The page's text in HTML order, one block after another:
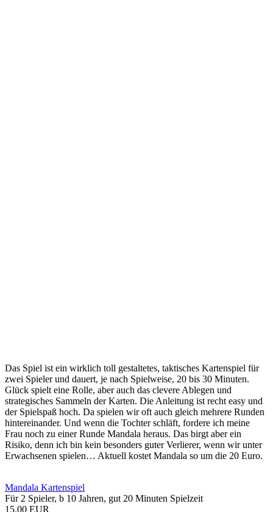
Das Spiel ist ein wirklich toll gestaltetes, taktisches Kartenspiel für
zwei Spieler und dauert, je nach Spielweise, 20 bis 30 Minuten.
Glück spielt eine Rolle, aber auch das clevere Ablegen und
strategisches Sammeln der Karten. Die Anleitung ist recht easy und
der Spielspaß hoch. Da spielen wir oft auch gleich mehrere Runden
hintereinander. Und wenn die Tochter schläft, fordere ich meine
Frau noch zu einer Runde Mandala heraus. Das birgt aber ein
Risiko, denn ich bin kein besonders guter Verlierer, wenn wir unter
Erwachsenen spielen… Aktuell kostet Mandala so um die 20 Euro.
Mandala Kartenspiel
Für 2 Spieler, b 10 Jahren, gut 20 Minuten Spielzeit
15,00 EUR